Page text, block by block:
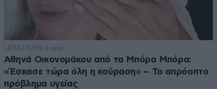
LIFESTYLE19 λ. πριν
Αθηνά Οικονομάκου από τα Μπόρα Μπόρα:
«Έσκασε τώρα όλη η κούραση» – Το απρόοπτο
πρόβλημα υγείας